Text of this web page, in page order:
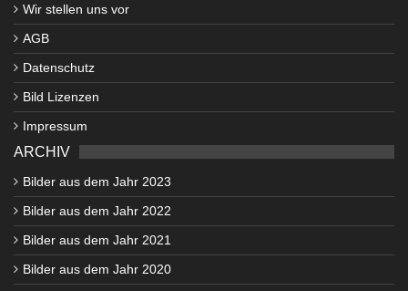
Wir stellen uns vor
AGB
Datenschutz
Bild Lizenzen
Impressum
ARCHIV
Bilder aus dem Jahr 2023
Bilder aus dem Jahr 2022
Bilder aus dem Jahr 2021
Bilder aus dem Jahr 2020